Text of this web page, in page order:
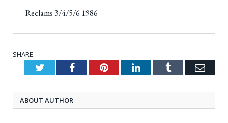
Reclams 3/4/5/6 1986
SHARE.
TwitterFacebookPinterestLinkedInTumblr
ABOUT AUTHOR